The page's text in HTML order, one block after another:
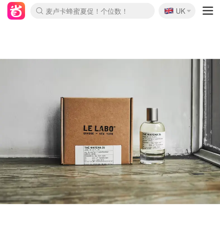
Prada/Miu 4.8折！
🇬🇧
UK